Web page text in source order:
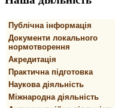
Публічна інформація
Документи локального
нормотворення
Акредитація
Практична підготовка
Наукова діяльність
Міжнародна діяльність